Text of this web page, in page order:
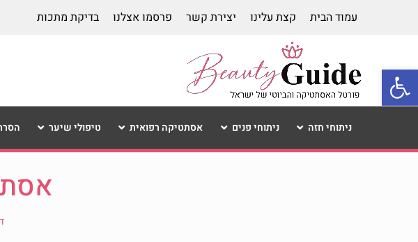
עמוד הבית קצת עלינו יצירת קשר פרסמו אצלנו בדיקת מתכות
ניתוחי חזה ניתוחי פנים אסתטיקה רפואית טיפולי שיער
פתח סרגל נגישות